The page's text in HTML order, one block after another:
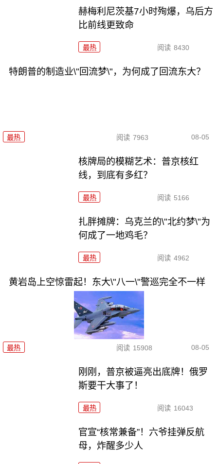
赫梅利尼茨基7小时殉爆，乌后方
比前线更致命
最热 阅读 8430
特朗普的制造业\"回流梦\"，为何成了回流东大？
最热 阅读 7963 08-05
核牌局的模糊艺术：普京核红
线，到底有多红？
最热 阅读 5166
扎胖摊牌：乌克兰的\"北约梦\"为
何成了一地鸡毛？
最热 阅读 4962
黄岩岛上空惊雷起！东大\"八一\"警巡完全不一样
最热 阅读 15908 08-05
刚刚，普京被逼亮出底牌！俄罗
斯要干大事了！
最热 阅读 16043
官宣“核常兼备”！六爷挂弹反航
母，炸醒多少人